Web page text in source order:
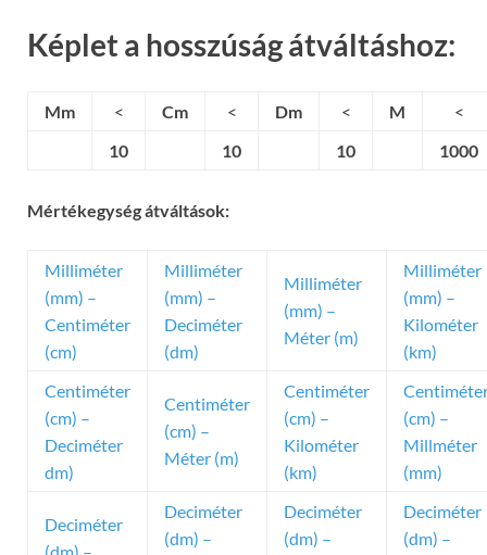
Képlet a hosszúság átváltáshoz:
Mm < Cm < Dm < M
<
10
10 10 1000
Mértékegység átváltások:
Milliméter
(mm) –
Centiméter
(cm)
Milliméter
(mm) –
Deciméter
(dm)
Milliméter
(mm) –
Méter (m)
Milliméter
(mm) –
Kilométer
(km)
Centiméter
(cm) –
Deciméter
dm)
Centiméter
(cm) –
Méter (m)
Centiméter
(cm) –
Kilométer
(km)
(cm) –
Millméter
(mm)
Deciméter
Deciméter
(dm) –
Deciméter
(dm) –
Deciméter
(dm) –